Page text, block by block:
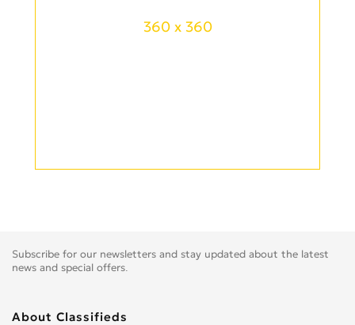
360 x 360
Subscribe for our newsletters and stay updated about the latest
news and special offers.
About Classifieds